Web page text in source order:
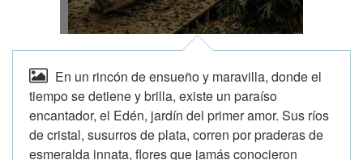
En un rincón de ensueño y maravilla, donde el
tiempo se detiene y brilla, existe un paraíso
encantador, el Edén, jardín del primer amor. Sus ríos
de cristal, susurros de plata, corren por praderas de
esmeralda innata, flores que jamás conocieron